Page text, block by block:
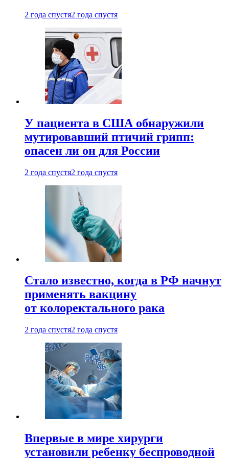
2 года спустя2 года спустя
У пациента в США обнаружили
мутировавший птичий грипп:
опасен ли он для России
2 года спустя2 года спустя
Стало известно, когда в РФ начнут
применять вакцину
от колоректального рака
2 года спустя2 года спустя
Впервые в мире хирурги
установили ребенку беспроводной